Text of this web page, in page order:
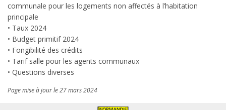
communale pour les logements non affectés à l’habitation
principale
• Taux 2024
• Budget primitif 2024
• Fongibilité des crédits
• Tarif salle pour les agents communaux
• Questions diverses
Page mise à jour le 27 mars 2024